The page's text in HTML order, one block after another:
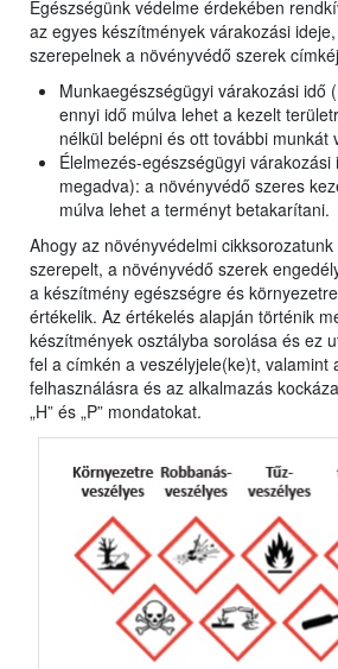
Egészségünk védelme érdekében
az egyes készítmények várakozási
szerepelnek a növényvédő szerek
Munkaegészségügyi várakozási idő
ennyi idő múlva lehet a kezelt
nélkül belépni és ott további munkát
Élelmezés-egészségügyi várakozási
megadva): a növényvédő szeres
múlva lehet a terményt betakarítani.
Ahogy az növényvédelmi cikksorozatunk
szerepelt, a növényvédő szerek
a készítmény egészségre és
értékelik. Az értékelés alapján történik
készítmények osztályba sorolása és ez
fel a címkén a veszélyjele(ke)t, valamint
felhasználásra és az alkalmazás
„H” és „P” mondatokat.